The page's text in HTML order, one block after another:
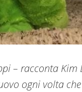
– racconta Kim
ogni volta